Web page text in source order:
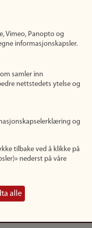
Vimeo, Panopto og
informasjonskapsler.
samler inn
nettstedets ytelse og
og
tilbake ved å klikke på
nederst på våre
alle